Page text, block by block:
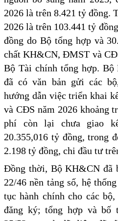
2026 là trên 8.421 tỷ đồng.
2026 là trên 103.441 tỷ
đồng do Bộ tổng hợp và
chất KH&CN, ĐMST và
Bộ Tài chính tổng hợp. Bộ
đã có văn bản gửi các
hướng dẫn việc triển khai
và CĐS năm 2026 khoảng
phí còn lại chưa giao
20.355,016 tỷ đồng, trong
2.198 tỷ đồng, chi đầu tư
Đồng thời, Bộ KH&CN đã
22/46 nền tảng số, hệ
tục hành chính cho các
đăng ký; tổng hợp và bố